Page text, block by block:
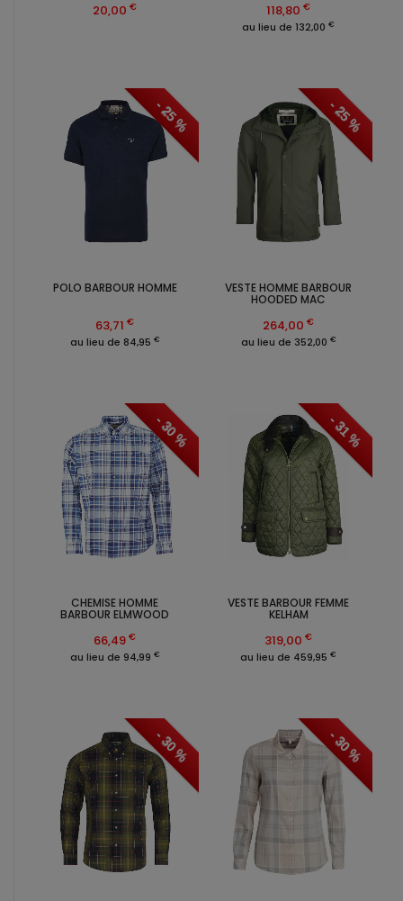
20,00€ 118,80€
au lieu de 132,00€
- 25 %
POLO BARBOUR HOMME
63,71€
au lieu de 84,95 €
- 25 %
VESTE HOMME BARBOUR
HOODED MAC
264,00€
au lieu de 352,00 €
- 30 %
CHEMISE HOMME
BARBOUR ELMWOOD
66,49€
au lieu de 94,99 €
- 31 %
VESTE BARBOUR FEMME
KELHAM
319,00€
au lieu de 459,95€
- 30 % - 30 %